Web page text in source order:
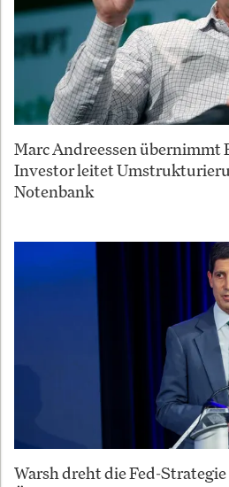
Marc Andreessen übernimmt
Investor leitet
Notenbank
Warsh dreht die Fed-